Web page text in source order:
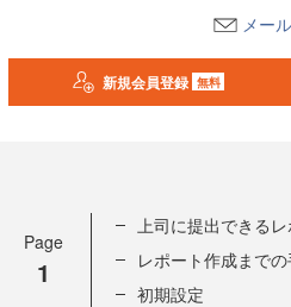
メー
新規会員登録 無料
Page
1
上司に提出できる
レポート作成まで
初期設定